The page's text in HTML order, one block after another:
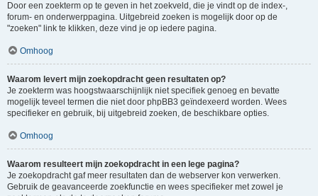
Door een zoekterm op te geven in het zoekveld, die je vindt op de index-,
forum- en onderwerppagina. Uitgebreid zoeken is mogelijk door op de
"zoeken" link te klikken, deze vind je op iedere pagina.
Omhoog
Waarom levert mijn zoekopdracht geen resultaten op?
Je zoekterm was hoogstwaarschijnlijk niet specifiek genoeg en bevatte
mogelijk teveel termen die niet door phpBB3 geïndexeerd worden. Wees
specifieker en gebruik, bij uitgebreid zoeken, de beschikbare opties.
Omhoog
Waarom resulteert mijn zoekopdracht in een lege pagina?
Je zoekopdracht gaf meer resultaten dan de webserver kon verwerken.
Gebruik de geavanceerde zoekfunctie en wees specifieker met zowel je